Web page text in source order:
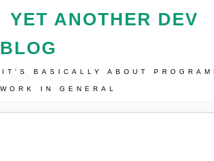
YET ANOTHER DEV
BLOG
IT'S BASICALLY ABOUT
WORK IN GENERAL
Home Doctrine